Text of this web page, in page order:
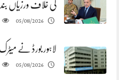
کی خلاف ورزیاں
05/08/2026
لاہور بورڈ نے
05/08/2026